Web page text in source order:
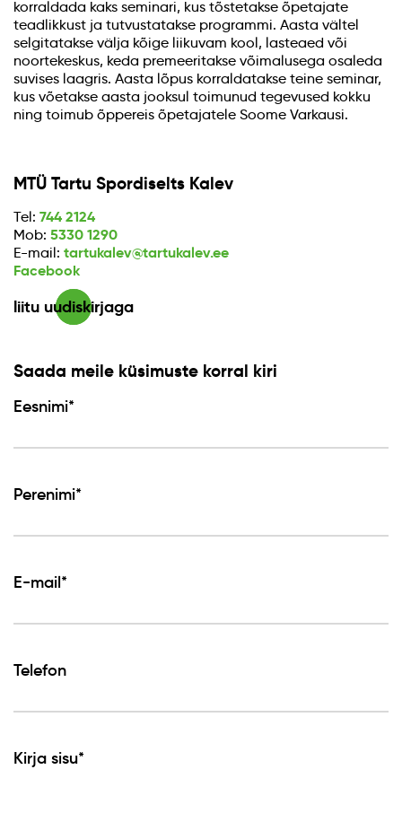
korraldada kaks seminari, kus tõstetakse õpetajate
teadlikkust ja tutvustatakse programmi. Aasta vältel
selgitatakse välja kõige liikuvam kool, lasteaed või
noortekeskus, keda premeeritakse võimalusega osaleda
suvises laagris. Aasta lõpus korraldatakse teine seminar,
kus võetakse aasta jooksul toimunud tegevused kokku
ning toimub õppereis õpetajatele Soome Varkausi.
MTÜ Tartu Spordiselts Kalev
Tel: 744 2124
Mob: 5330 1290
E-mail: tartukalev@tartukalev.ee
Facebook
liitu uudiskirjaga
Saada meile küsimuste korral kiri
Eesnimi*
Perenimi*
E-mail*
Telefon
Kirja sisu*